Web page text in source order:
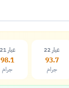
عيار 22
93.7
جرام
عيار 21
98.1
جرام